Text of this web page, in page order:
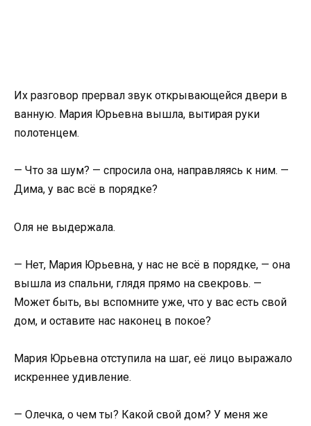
Их разговор прервал звук открывающейся двери в
ванную. Мария Юрьевна вышла, вытирая руки
полотенцем.
— Что за шум? — спросила она, направляясь к ним. —
Дима, у вас всё в порядке?
Оля не выдержала.
— Нет, Мария Юрьевна, у нас не всё в порядке, — она
вышла из спальни, глядя прямо на свекровь. —
Может быть, вы вспомните уже, что у вас есть свой
дом, и оставите нас наконец в покое?
Мария Юрьевна отступила на шаг, её лицо выражало
искреннее удивление.
— Олечка, о чем ты? Какой свой дом? У меня же